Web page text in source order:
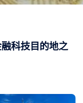
科技目的地之